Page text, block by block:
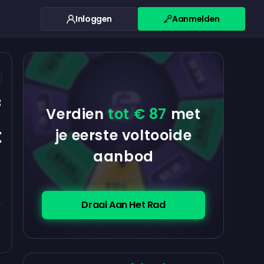
Inloggen Aanmelden
Verdien tot € 87 met
je eerste voltooide
aanbod
Draai Aan Het Rad
$100
$5.00
$0.10
$5.00
$0.10 $5.00
$5.00